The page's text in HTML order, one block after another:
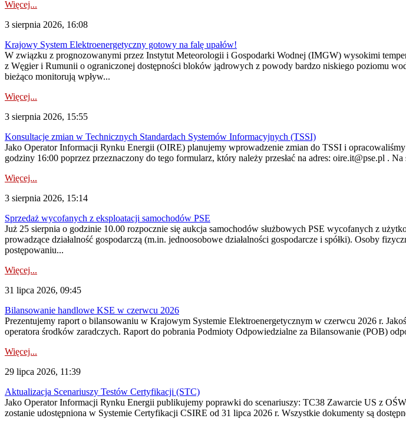
Więcej...
3 sierpnia 2026, 16:08
Krajowy System Elektroenergetyczny gotowy na falę upałów!
W związku z prognozowanymi przez Instytut Meteorologii i Gospodarki Wodnej (IMGW) wysokimi
z Węgier i Rumunii o ograniczonej dostępności bloków jądrowych z powody bardzo niskiego poziomu
bieżąco monitorują wpływ...
Więcej...
3 sierpnia 2026, 15:55
Konsultacje zmian w Technicznych Standardach Systemów Informacyjnych (TSSI)
Jako Operator Informacji Rynku Energii (OIRE) planujemy wprowadzenie zmian do TSSI i
godziny 16:00 poprzez przeznaczony do tego formularz, który należy przesłać na adres: oire.it@pse.pl .
Więcej...
3 sierpnia 2026, 15:14
Sprzedaż wycofanych z eksploatacji samochodów PSE
Już 25 sierpnia o godzinie 10.00 rozpocznie się aukcja samochodów służbowych PSE wycofanych z
prowadzące działalność gospodarczą (m.in. jednoosobowe działalności gospodarcze i spółki). Osoby
postępowaniu...
Więcej...
31 lipca 2026, 09:45
Bilansowanie handlowe KSE w czerwcu 2026
Prezentujemy raport o bilansowaniu w Krajowym Systemie Elektroenergetycznym w czerwcu 2026 r.
operatora środków zaradczych. Raport do pobrania Podmioty Odpowiedzialne za Bilansowanie (POB)
Więcej...
29 lipca 2026, 11:39
Aktualizacja Scenariuszy Testów Certyfikacji (STC)
Jako Operator Informacji Rynku Energii publikujemy poprawki do scenariuszy: TC38 Zawarcie US z
zostanie udostępniona w Systemie Certyfikacji CSIRE od 31 lipca 2026 r. Wszystkie dokumenty są